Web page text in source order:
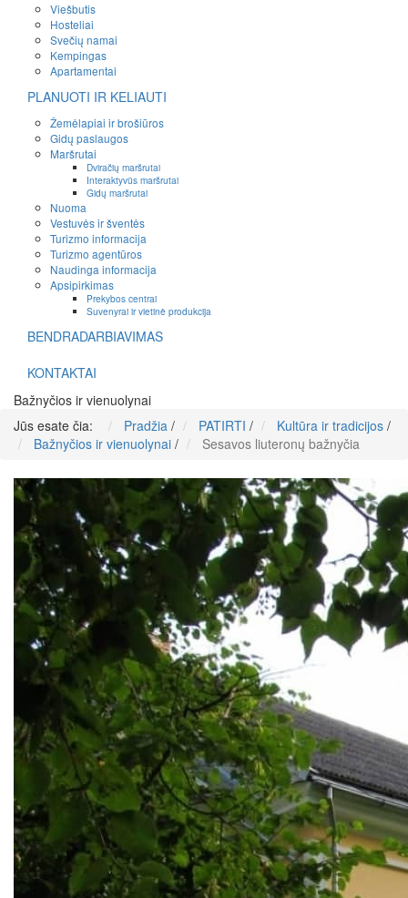
Viešbutis
Hosteliai
Svečių namai
Kempingas
Apartamentai
PLANUOTI IR KELIAUTI
Žemėlapiai ir brošiūros
Gidų paslaugos
Maršrutai
Dviračių maršrutai
Interaktyvūs maršrutai
Gidų maršrutai
Nuoma
Vestuvės ir šventės
Turizmo informacija
Turizmo agentūros
Naudinga informacija
Apsipirkimas
Prekybos centrai
Suvenyrai ir vietinė produkcija
BENDRADARBIAVIMAS
KONTAKTAI
Bažnyčios ir vienuolynai
Jūs esate čia:
Pradžia / PATIRTI / Kultūra ir tradicijos /
Bažnyčios ir vienuolynai / Sesavos liuteronų bažnyčia